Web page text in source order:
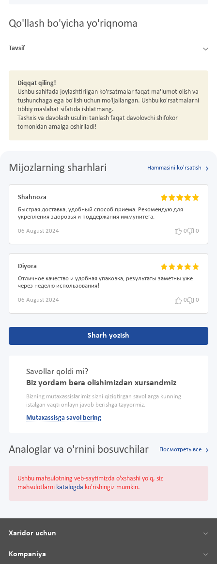
Qo'llash bo'yicha yo'riqnoma
Tavsif
Diqqat qiling!
Ushbu sahifada joylashtirilgan ko'rsatmalar faqat ma'lumot olish va
tushunchaga ega bo'lish uchun mo'ljallangan. Ushbu ko'rsatmalarni
tibbiy maslahat sifatida ishlatmang.
Tashxis va davolash usulini tanlash faqat davolovchi shifokor
tomonidan amalga oshiriladi!
Mijozlarning sharhlari Hammasini ko'rsatish
Shahnoza
Быстрая доставка, удобный способ приема. Рекомендую для
укрепления здоровья и поддержания иммунитета.
06 August 2024 0 0
Diyora
Отличное качество и удобная упаковка, результаты заметны уже
через неделю использования!
06 August 2024 0 0
Sharh yozish
Savollar qoldi mi?
Biz yordam bera olishimizdan xursandmiz
Bizning mutaxassislarimiz sizni qiziqtirgan savollarga kunning
istalgan vaqti onlayn javob berishga tayyormiz.
Mutaxassisga savol bering
Analoglar va o'rnini bosuvchilar Посмотреть все
Ushbu mahsulotning veb-saytimizda o'xshashi yo'q, siz
mahsulotlarni katalogda ko'rishingiz mumkin.
Xaridor uchun
Kompaniya